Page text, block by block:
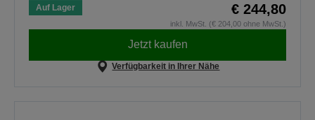
Auf Lager € 244,80
inkl. MwSt. (€ 204,00 ohne MwSt.)
Jetzt kaufen
Verfügbarkeit in Ihrer Nähe